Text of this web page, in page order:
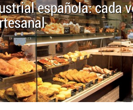
española: cada